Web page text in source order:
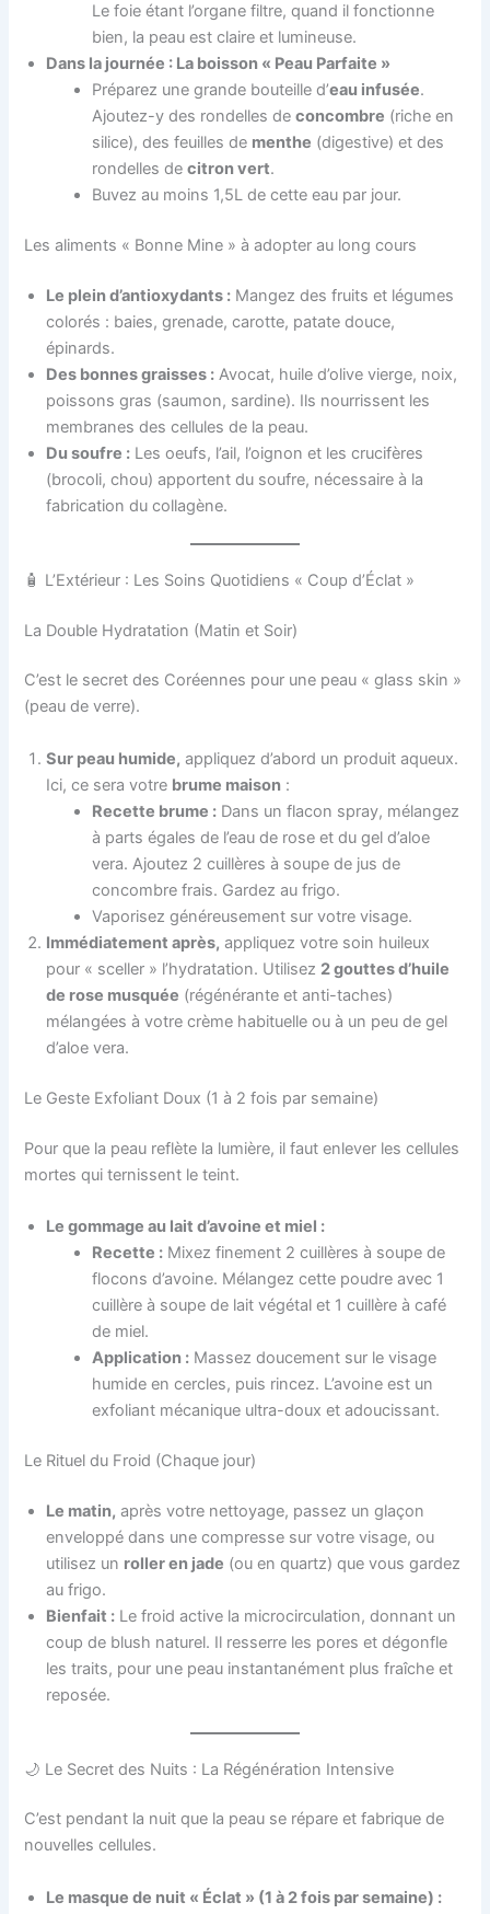
Le foie étant l’organe filtre, quand il fonctionne
bien, la peau est claire et lumineuse.
Dans la journée : La boisson « Peau Parfaite »
Préparez une grande bouteille d’eau infusée.
Ajoutez-y des rondelles deconcombre (riche en
silice), des feuilles de menthe (digestive) et des
rondelles decitron vert.
Buvez au moins 1,5L de cette eau par jour.
Les aliments « Bonne Mine » à adopter au long cours
Le plein d’antioxydants : Mangez des fruits et légumes
colorés : baies, grenade, carotte, patate douce,
épinards.
Des bonnes graisses : Avocat, huile d’olive vierge, noix,
poissons gras (saumon, sardine). Ils nourrissent les
membranes des cellules de la peau.
Du soufre : Les oeufs, l’ail, l’oignon et les crucifères
(brocoli, chou) apportent du soufre, nécessaire à la
fabrication du collagène.
🧴 L’Extérieur : Les Soins Quotidiens « Coup d’Éclat »
La Double Hydratation (Matin et Soir)
C’est le secret des Coréennes pour une peau « glass skin »
(peau de verre).
Sur peau humide, appliquez d’abord un produit aqueux.
Ici, ce sera votre brume maison :
Recette brume : Dans un flacon spray, mélangez
à parts égales de l’eau de rose et du gel d’aloe
vera. Ajoutez 2 cuillères à soupe de jus de
concombre frais. Gardez au frigo.
Vaporisez généreusement sur votre visage.
Immédiatement après, appliquez votre soin huileux
pour « sceller » l’hydratation. Utilisez 2 gouttes d’huile
de rose musquée (régénérante et anti-taches)
mélangées à votre crème habituelle ou à un peu de gel
d’aloe vera.
Le Geste Exfoliant Doux (1 à 2 fois par semaine)
Pour que la peau reflète la lumière, il faut enlever les cellules
mortes qui ternissent le teint.
Le gommage au lait d’avoine et miel :
Recette : Mixez finement 2 cuillères à soupe de
flocons d’avoine. Mélangez cette poudre avec 1
cuillère à soupe de lait végétal et 1 cuillère à café
de miel.
Application : Massez doucement sur le visage
humide en cercles, puis rincez. L’avoine est un
exfoliant mécanique ultra-doux et adoucissant.
Le Rituel du Froid (Chaque jour)
Le matin, après votre nettoyage, passez un glaçon
enveloppé dans une compresse sur votre visage, ou
utilisez un roller en jade (ou en quartz) que vous gardez
au frigo.
Bienfait : Le froid active la microcirculation, donnant un
coup de blush naturel. Il resserre les pores et dégonfle
les traits, pour une peau instantanément plus fraîche et
reposée.
🌙 Le Secret des Nuits : La Régénération Intensive
C’est pendant la nuit que la peau se répare et fabrique de
nouvelles cellules.
Le masque de nuit « Éclat » (1 à 2 fois par semaine) :